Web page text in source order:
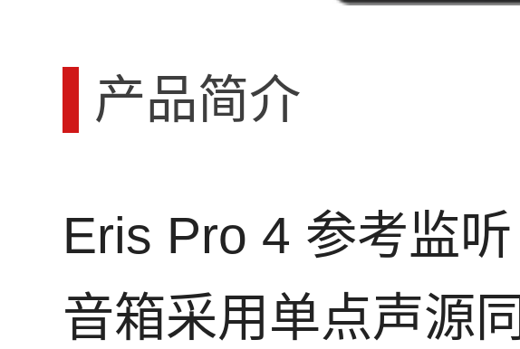
产品简介
Eris Pro 4 参考监听
音箱采用单点声源同